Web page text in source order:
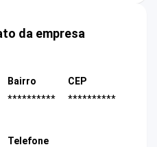
da empresa
Bairro
**********
CEP
**********
Telefone